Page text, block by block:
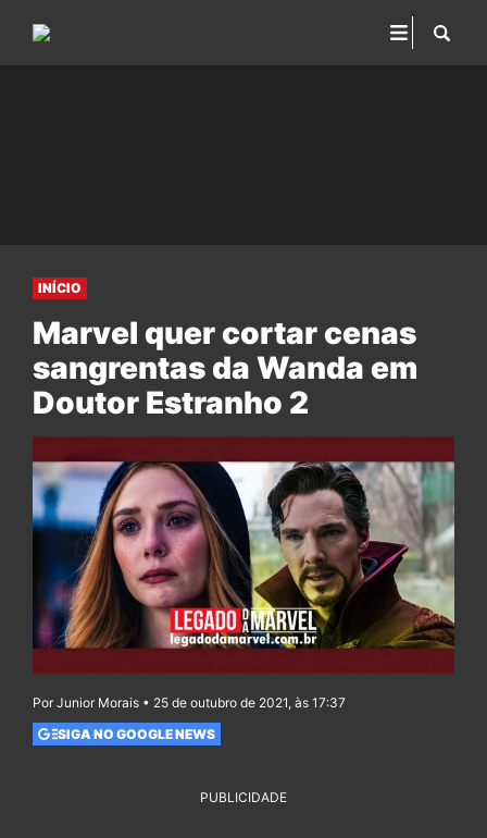
INÍCIO
Marvel quer cortar cenas
sangrentas da Wanda em
Doutor Estranho 2
Por Junior Morais • 25 de outubro de 2021, às 17:37
SIGA NO GOOGLE NEWS
PUBLICIDADE